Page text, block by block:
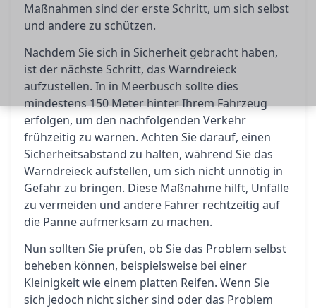
Maßnahmen sind der erste Schritt, um sich selbst
und andere zu schützen.
Nachdem Sie sich in Sicherheit gebracht haben,
ist der nächste Schritt, das Warndreieck
aufzustellen. In in Meerbusch sollte dies
mindestens 150 Meter hinter Ihrem Fahrzeug
erfolgen, um den nachfolgenden Verkehr
frühzeitig zu warnen. Achten Sie darauf, einen
Sicherheitsabstand zu halten, während Sie das
Warndreieck aufstellen, um sich nicht unnötig in
Gefahr zu bringen. Diese Maßnahme hilft, Unfälle
zu vermeiden und andere Fahrer rechtzeitig auf
die Panne aufmerksam zu machen.
Nun sollten Sie prüfen, ob Sie das Problem selbst
beheben können, beispielsweise bei einer
Kleinigkeit wie einem platten Reifen. Wenn Sie
sich jedoch nicht sicher sind oder das Problem